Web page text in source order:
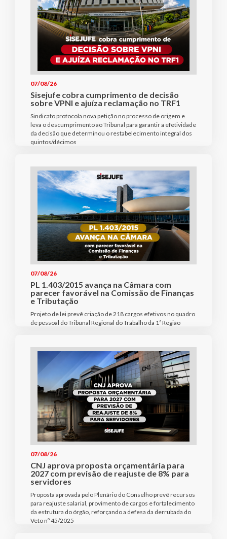
07/08/26
Sisejufe cobra cumprimento de decisão
sobre VPNI e ajuíza reclamação no TRF1
Sindicato protocola nova petição no processo de origem e
leva o descumprimento ao Tribunal para garantir a efetividade
da decisão que determinou o restabelecimento integral dos
quintos/décimos
07/08/26
PL 1.403/2015 avança na Câmara com
parecer favorável na Comissão de Finanças
e Tributação
Projeto de lei prevê criação de 218 cargos efetivos no quadro
de pessoal do Tribunal Regional do Trabalho da 1ª Região
07/08/26
CNJ aprova proposta orçamentária para
2027 com previsão de reajuste de 8% para
servidores
Proposta aprovada pelo Plenário do Conselho prevê recursos
para reajuste salarial, provimento de cargos e fortalecimento
da estrutura do órgão, reforçando a defesa da derrubada do
Veto nº 45/2025